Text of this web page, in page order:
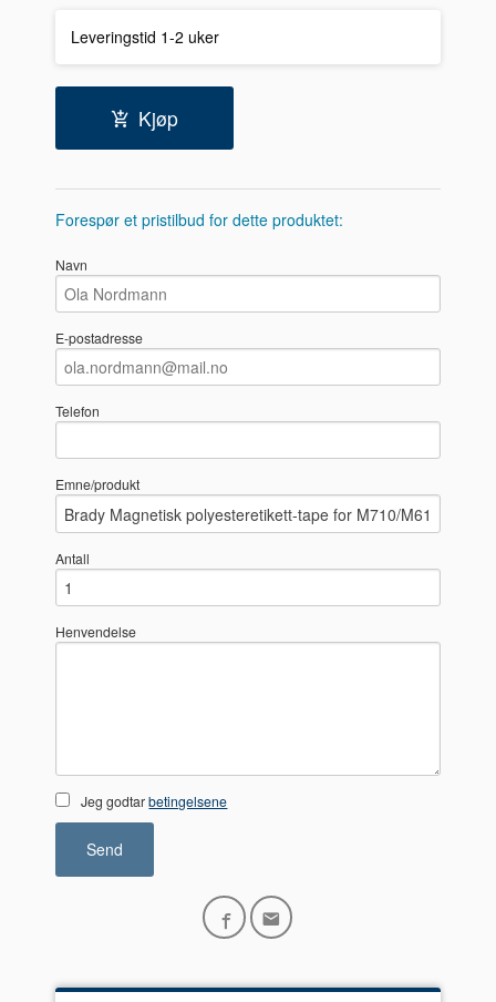
Leveringstid 1-2 uker
Kjøp
Forespør et pristilbud for dette produktet:
Navn
E-postadresse
Telefon
Emne/produkt
Antall
Henvendelse
Jeg godtarbetingelsene
Send